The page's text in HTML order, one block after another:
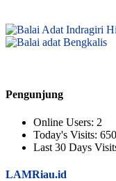
Pengunjung
Online Users: 2
Today's Visits: 650
Last 30 Days
LAMRiau.id